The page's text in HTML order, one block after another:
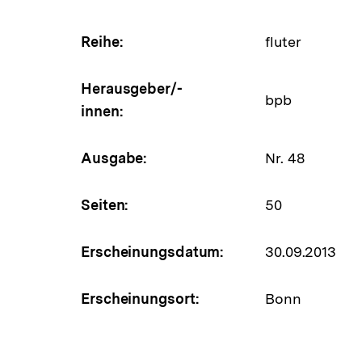
Reihe: fluter
Herausgeber/-
innen:
bpb
Ausgabe: Nr. 48
Seiten: 50
Erscheinungsdatum: 30.09.2013
Erscheinungsort: Bonn